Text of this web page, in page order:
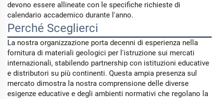
devono essere allineate con le specifiche richieste di
calendario accademico durante l'anno.
Perché Sceglierci
La nostra organizzazione porta decenni di esperienza nella
fornitura di materiali geologici per l'istruzione sui mercati
internazionali, stabilendo partnership con istituzioni educative
e distributori su più continenti. Questa ampia presenza sul
mercato dimostra la nostra comprensione delle diverse
esigenze educative e degli ambienti normativi che regolano la